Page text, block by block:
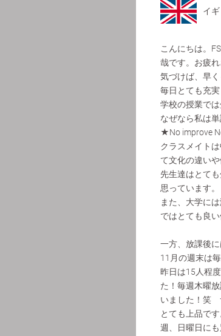
イ
こんにちは。
哉です。お疲れ
気づけば、早
毎日とても充
学校の授業で
なぜなら私は
★No improve
クラスメイト
て文化の違い
先生達はとて
思っています。
また、大学に
ではとても良い
一方、放課後
11月の週末は
昨日は15人程
た！毎週木曜
いました！笑
とても上品で
週、日曜日に